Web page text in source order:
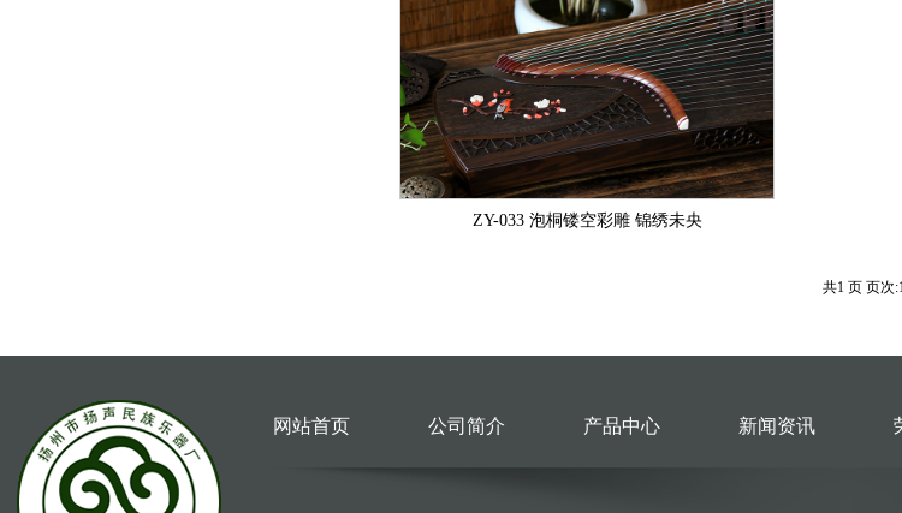
ZY-033 泡桐镂空彩雕 锦绣未央
共1 页 页次
网站首页 公司简介 产品中心 新闻资讯